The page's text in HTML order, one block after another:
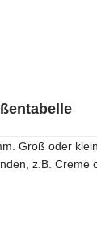
Groß oder
z.B.